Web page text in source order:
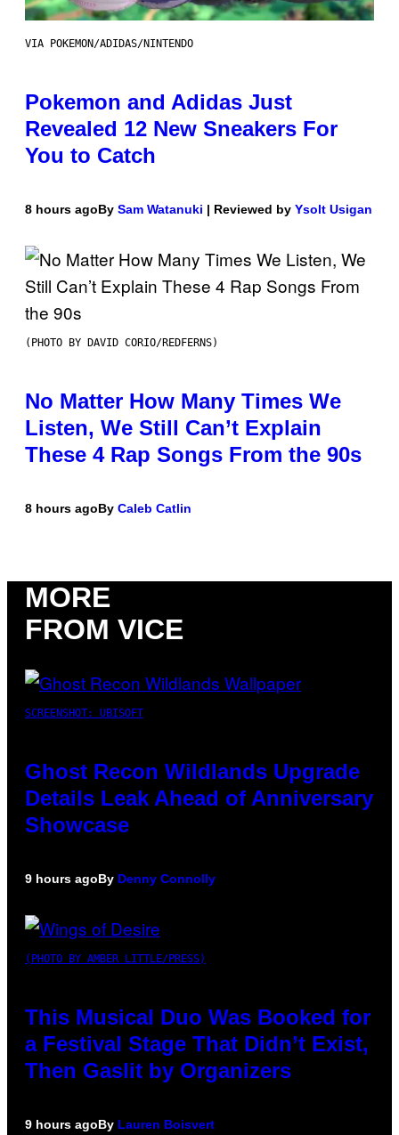
VIA POKEMON/ADIDAS/NINTENDO
Pokemon and Adidas Just
Revealed 12 New Sneakers For
You to Catch
8 hours agoBy Sam Watanuki | Reviewed by Ysolt Usigan
(PHOTO BY DAVID CORIO/REDFERNS)
No Matter How Many Times We
Listen, We Still Can’t Explain
These 4 Rap Songs From the 90s
8 hours agoBy Caleb Catlin
MORE
FROM VICE
SCREENSHOT: UBISOFT
Ghost Recon Wildlands Upgrade
Details Leak Ahead of Anniversary
Showcase
9 hours agoBy Denny Connolly
(PHOTO BY AMBER LITTLE/PRESS)
This Musical Duo Was Booked for
a Festival Stage That Didn’t Exist,
Then Gaslit by Organizers
9 hours agoBy Lauren Boisvert